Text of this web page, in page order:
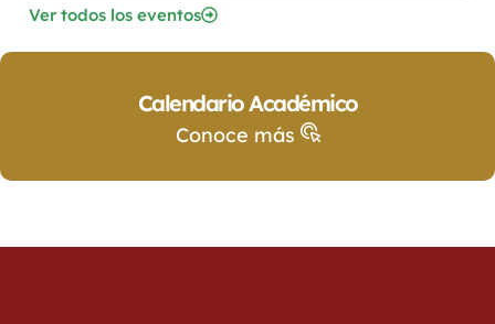
Ver todos los eventos
Calendario Académico
Conoce más